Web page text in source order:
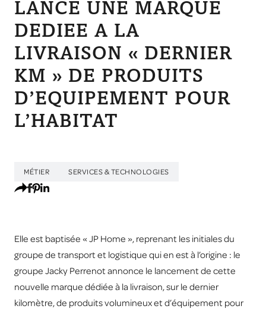
LANCE UNE MARQUE
DEDIEE A LA
LIVRAISON « DERNIER
KM » DE PRODUITS
D’EQUIPEMENT POUR
L’HABITAT
MÉTIER SERVICES & TECHNOLOGIES
Elle est baptisée « JP Home », reprenant les initiales du
groupe de transport et logistique qui en est à l’origine : le
groupe Jacky Perrenot annonce le lancement de cette
nouvelle marque dédiée à la livraison, sur le dernier
kilomètre, de produits volumineux et d’équipement pour